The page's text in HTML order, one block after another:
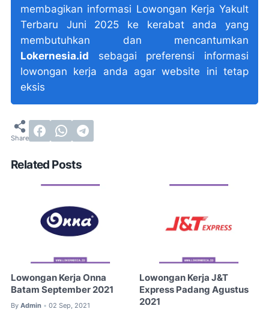
membagikan informasi Lowongan Kerja Yakult
Terbaru Juni 2025 ke kerabat anda yang
membutuhkan dan mencantumkan
Lokernesia.id sebagai preferensi informasi
lowongan kerja anda agar website ini tetap
eksis
Related Posts
Lowongan Kerja Onna
Batam September 2021
By Admin • 02 Sep, 2021
Lowongan Kerja J&T
Express Padang Agustus
2021